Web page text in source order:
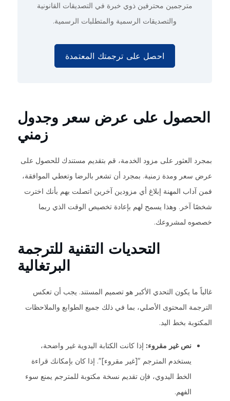
مترجمين محترفين ذوي خبرة في التصديقات القانونية
والتصديقات الرسمية والمتطلبات الرسمية.
احصل على ترجمتك المعتمدة
الحصول على عرض سعر وجدول
زمني
بمجرد العثور على مزود الخدمة، قم بتقديم مستندك للحصول على
عرض سعر ومدة زمنية. بمجرد أن تشعر بالرضا وتعطي الموافقة،
فمن آداب المهنة إبلاغ أي مزودين آخرين اتصلت بهم بأنك اخترت
شخصًا آخر. وهذا يسمح لهم بإعادة تخصيص الوقت الذي ربما
خصصوه لمشروعك.
التحديات التقنية للترجمة
البرتغالية
غالباً ما يكون التحدي الأكبر هو تصميم المستند. يجب أن تعكس
الترجمة المحتوى الأصلي، بما في ذلك جميع الطوابع والملاحظات
المكتوبة بخط اليد.
نص غير مقروء: إذا كانت الكتابة اليدوية غير واضحة،
يستخدم المترجم "[غير مقروء]". إذا كان بإمكانك قراءة
الخط اليدوي، فإن تقديم نسخة مكتوبة للمترجم يمنع سوء
الفهم.